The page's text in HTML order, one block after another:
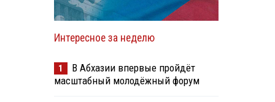
Интересное за неделю
1
В Абхазии впервые пройдёт
масштабный молодёжный форум